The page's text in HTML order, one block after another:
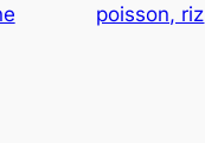
poisson, riz